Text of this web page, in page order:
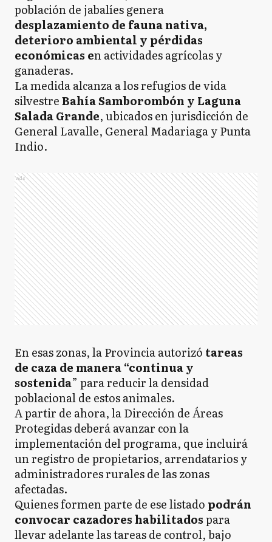
población de jabalíes genera
desplazamiento de fauna nativa,
deterioro ambiental y pérdidas
económicas en actividades agrícolas y
ganaderas.
La medida alcanza a los refugios de vida
silvestreBahía Samborombón y Laguna
Salada Grande, ubicados en jurisdicción de
General Lavalle, General Madariaga y Punta
Indio.
Ads
En esas zonas, la Provincia autorizó tareas
de caza de manera “continua y
sostenida” para reducir la densidad
poblacional de estos animales.
A partir de ahora, la Dirección de Áreas
Protegidas deberá avanzar con la
implementación del programa, que incluirá
un registro de propietarios, arrendatarios y
administradores rurales de las zonas
afectadas.
Quienes formen parte de ese listado podrán
convocar cazadores habilitadospara
llevar adelante las tareas de control, bajo